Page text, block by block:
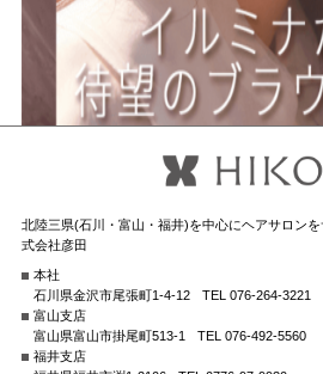
北陸三県(石川・富山・福井)を中心にヘアサロン
式会社彦田
本社
石川県金沢市尾張町1-4-12
TEL 076-264-3221
富山支店
富山県富山市掛尾町513-1
TEL 076-492-5560
福井支店